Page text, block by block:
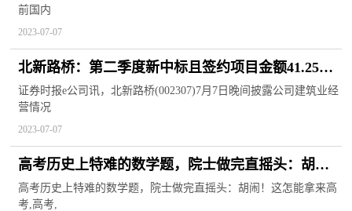
前国内
2023-07-07
北新路桥：第二季度新中标且签约项目金额41.25亿
元
证券时报e公司讯，北新路桥(002307)7月7日晚间披露公司建筑业经
营情况
2023-07-07
高考历史上特难的数学题，院士做完直摇头：胡
闹！这怎能拿来高考
高考历史上特难的数学题，院士做完直摇头：胡闹！这怎能拿来高
考,高考,